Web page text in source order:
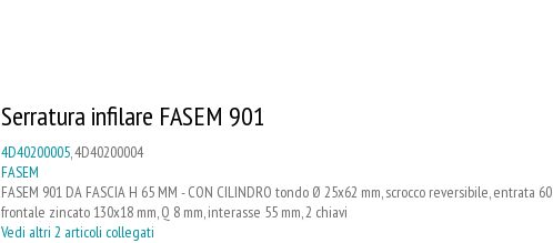
Serratura infilare FASEM 901
4D40200005, 4D40200004
FASEM
FASEM 901 DA FASCIA H 65 MM - CON CILINDRO tondo Ø 25x62 mm, scrocco reversibile, entrata
frontale zincato 130x18 mm, Q 8 mm, interasse 55 mm, 2 chiavi
Vedi altri 2 articoli collegati